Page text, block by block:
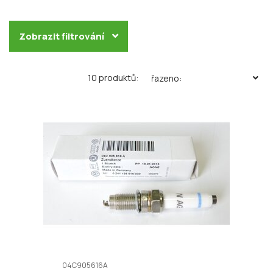
Zobrazit filtrování
10 produktů: řazeno:
04C905616A